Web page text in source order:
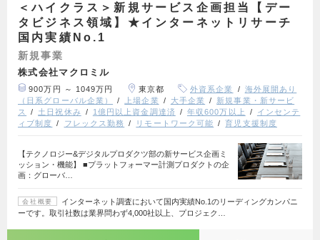
＜ハイクラス＞新規サービス企画担当【デー
タビジネス領域】★インターネットリサーチ
国内実績No.1
新規事業
株式会社マクロミル
900万円 ～ 1049万円 東京都 外資系企業
海外展開あり
（日系グローバル企業）
上場企業 大手企業
新規事業・新サービ
ス
土日祝休み 1億円以上資金調達済 年収600万以上
インセンテ
ィブ制度
フレックス勤務 リモートワーク可能 育児支援制度
【テクノロジー&デジタルプロダクツ部の新サービス企画ミ
ッション・機能】 ■プラットフォーマー計測プロダクトの企
画：グローバ…
会社概要
インターネット調査において国内実績No.1のリーディングカンパニ
ーです。取引社数は業界問わず4,000社以上、プロジェク…